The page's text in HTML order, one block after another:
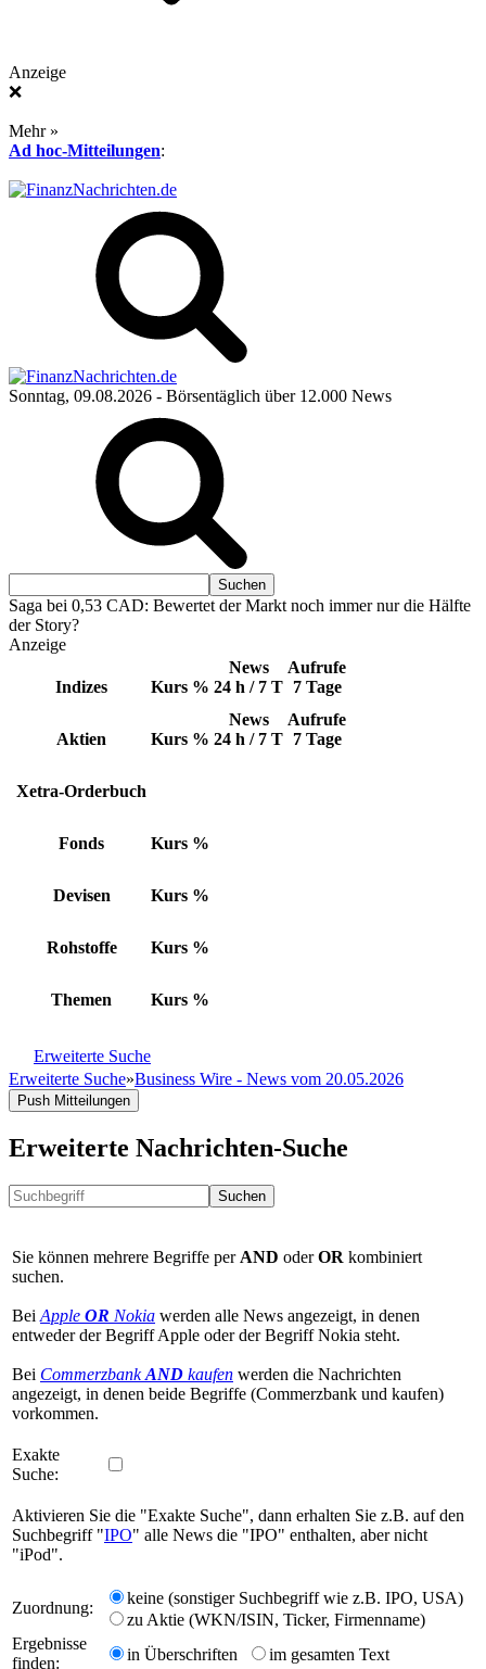
Anzeige
❌
Mehr »
Ad hoc-Mitteilungen:
Sonntag, 09.08.2026 - Börsentäglich über 12.000 News
Saga bei 0,53 CAD: Bewertet der Markt noch immer nur die Hälfte
der Story?
Anzeige
Indizes Kurs %
News
24 h / 7 T
Aufrufe
7 Tage
Aktien Kurs %
News
24 h / 7 T
Aufrufe
7 Tage
Xetra-Orderbuch
Fonds Kurs %
Devisen Kurs %
Rohstoffe Kurs %
Themen Kurs %
Erweiterte Suche
Erweiterte Suche»Business Wire - News vom 20.05.2026
Push Mitteilungen
Erweiterte Nachrichten-Suche
Suchen
Sie können mehrere Begriffe per AND oderOR kombiniert
suchen.
Bei Apple OR Nokia werden alle News angezeigt, in denen
entweder der Begriff Apple oder der Begriff Nokia steht.
Bei CommerzbankAND kaufen werden die Nachrichten
angezeigt, in denen beide Begriffe (Commerzbank und kaufen)
vorkommen.
Exakte
Suche:
Aktivieren Sie die "Exakte Suche", dann erhalten Sie z.B. auf den
Suchbegriff "IPO" alle News die "IPO" enthalten, aber nicht
"iPod".
Zuordnung:
keine (sonstiger Suchbegriff wie z.B. IPO, USA)
zu Aktie (WKN/ISIN, Ticker, Firmenname)
Ergebnisse
finden:
in Überschriften
im gesamten Text